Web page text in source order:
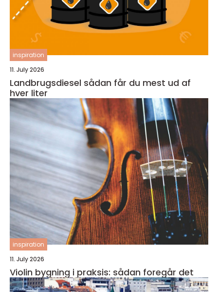
inspiration
11. July 2026
Landbrugsdiesel sådan får du mest ud af
hver liter
inspiration
11. July 2026
Violin bygning i praksis: sådan foregår det